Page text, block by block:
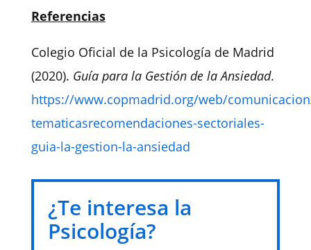
Referencias
Colegio Oficial de la Psicología de Madrid
(2020). Guía para la Gestión de la Ansiedad.
https://www.copmadrid.org/web/
tematicasrecomendaciones-sectoriales-
guia-la-gestion-la-ansiedad
¿Te interesa la
Psicología?